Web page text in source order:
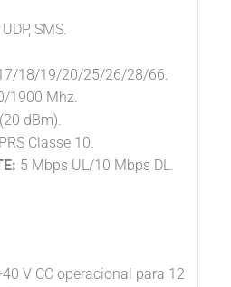
UDP, SMS.
18/19/20/25/26/28/66.
1900 Mhz.
dBm).
Classe 10.
5 Mbps UL/10 Mbps DL.
40 V CC operacional para 12